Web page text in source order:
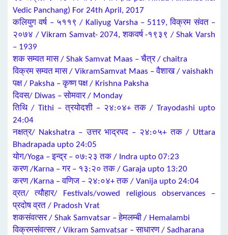
Vedic Panchang) For 24th April, 2017
कलियुग वर्ष – ५११९ / Kaliyug Varsha – 5119, विक्रम संवत –
२०७४ / Vikram Samvat- 2074, शकवर्ष -१९३९ / Shak Varsh
– 1939
शक सम्वत मास / Shak Samvat Maas – चैत्र / chaitra
विक्रम सम्वत मास / VikramSamvat Maas – वैशाख / vaishakh
पक्ष / Paksha – कृष्ण पक्ष / Krishna Paksha
दिवस/ Diwas – सोमवार / Monday
तिथि / Tithi – त्रयोदशी – २४:०४+ तक / Trayodashi upto
24:04
नक्षत्र/ Nakshatra – उत्तर भाद्रपद – २४:०५+ तक / Uttara
Bhadrapada upto 24:05
योग/Yoga – इन्द्र – ०७:२३ तक / Indra upto 07:23
करण /Karna – गर – १३:२० तक / Garaja upto 13:20
करण /Karna – वणिज – २४:०४+ तक / Vanija upto 24:04
व्रत/ त्यौहार/ Festivals/vowed religious observances –
प्रदोष व्रत / Pradosh Vrat
शकसंवत्सर / Shak Samvatsar – हेमलम्बी / Hemalambi
विक्रमसंवत्सर / Vikram Samvatsar – साधारण / Sadharana